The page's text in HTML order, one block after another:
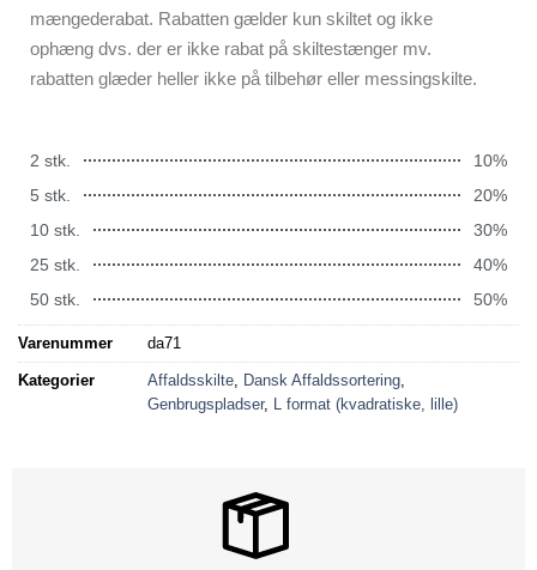
mængederabat. Rabatten gælder kun skiltet og ikke
ophæng dvs. der er ikke rabat på skiltestænger mv.
rabatten glæder heller ikke på tilbehør eller messingskilte.
2 stk.
10%
5 stk.
20%
10 stk.
30%
25 stk.
40%
50 stk.
50%
Varenummer da71
Kategorier Affaldsskilte, Dansk Affaldssortering,
Genbrugspladser, L format (kvadratiske, lille)